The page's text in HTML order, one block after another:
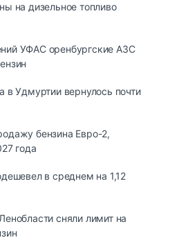
на дизельное топливо
УФАС оренбургские АЗС
в Удмуртии вернулось почти
бензина Евро-2,
года
в среднем на 1,12
сняли лимит на